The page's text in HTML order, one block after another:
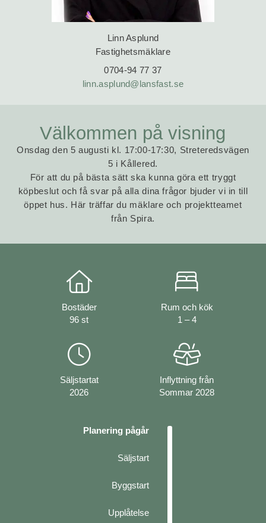
Linn Asplund
Fastighetsmäklare
0704-94 77 37‬
linn.asplund@lansfast.se
Välkommen på visning
Onsdag den 5 augusti kl. 17:00-17:30, Streteredsvägen
5 i Kållered.
För att du på bästa sätt ska kunna göra ett tryggt
köpbeslut och få svar på alla dina frågor bjuder vi in till
öppet hus. Här träffar du mäklare och projektteamet
från Spira.
Bostäder
96 st
Rum och kök
1 – 4
Säljstartat
2026
Inflyttning från
Sommar 2028
Planering pågår
Säljstart
Byggstart
Upplåtelse